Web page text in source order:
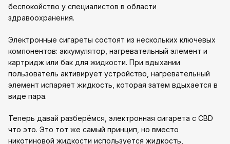
беспокойство у специалистов в области
здравоохранения.
Электронные сигареты состоят из нескольких ключевых
компонентов: аккумулятор, нагревательный элемент и
картридж или бак для жидкости. При вдыхании
пользователь активирует устройство, нагревательный
элемент испаряет жидкость, которая затем вдыхается в
виде пара.
Теперь давай разберёмся, электронная сигарета с CBD
что это. Это тот же самый принцип, но вместо
никотиновой жидкости используется жидкость,